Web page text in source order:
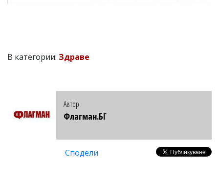
В категории: Здраве
Автор
Флагман.БГ
Сподели